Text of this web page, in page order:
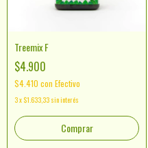
Treemix F
$4.900
$4.410 con Efectivo
3x $1.633,33 sin interés
Comprar